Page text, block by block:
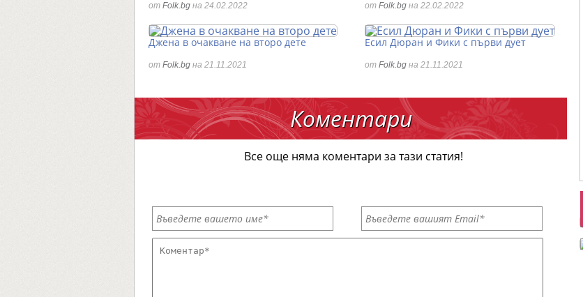
от Folk.bg на 24.02.2022 от Folk.bg на 22.02.2022
Джена в очакване на второ дете
от Folk.bg на 21.11.2021
Есил Дюран и Фики с първи дует
от Folk.bg на 21.11.2021
Коментари
Все още няма коментари за тази статия!